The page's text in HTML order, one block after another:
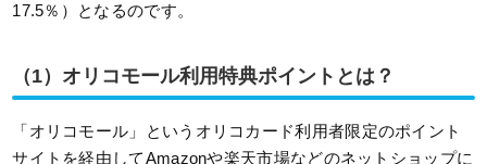
17.5％）となるのです。
（1）オリコモール利用特典ポイントとは？
「オリコモール」というオリコカード利用者限定のポイント
サイトを経由してAmazonや楽天市場などのネットショップに